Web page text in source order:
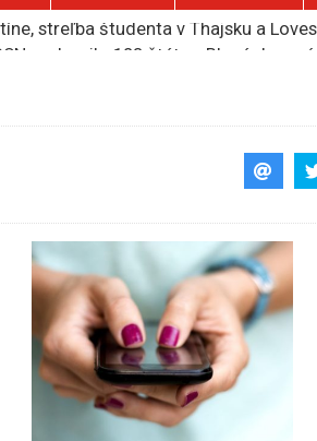
streľba študenta v Thajsku a
podporilo 123 štátov, Blanár hovorí